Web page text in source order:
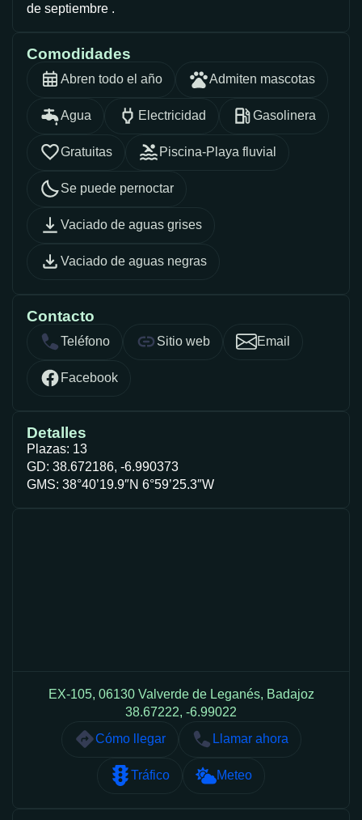
de septiembre .
Comodidades
Abren todo el año Admiten mascotas
Agua Electricidad Gasolinera
Gratuitas Piscina-Playa fluvial
Se puede pernoctar
Vaciado de aguas grises
Vaciado de aguas negras
Contacto
Teléfono Sitio web Email
Facebook
Detalles
Plazas: 13
GD: 38.672186, -6.990373
GMS: 38°40’19.9″N 6°59’25.3″W
EX-105, 06130 Valverde de Leganés, Badajoz
38.67222, -6.99022
Cómo llegar
Llamar ahora
Tráfico Meteo